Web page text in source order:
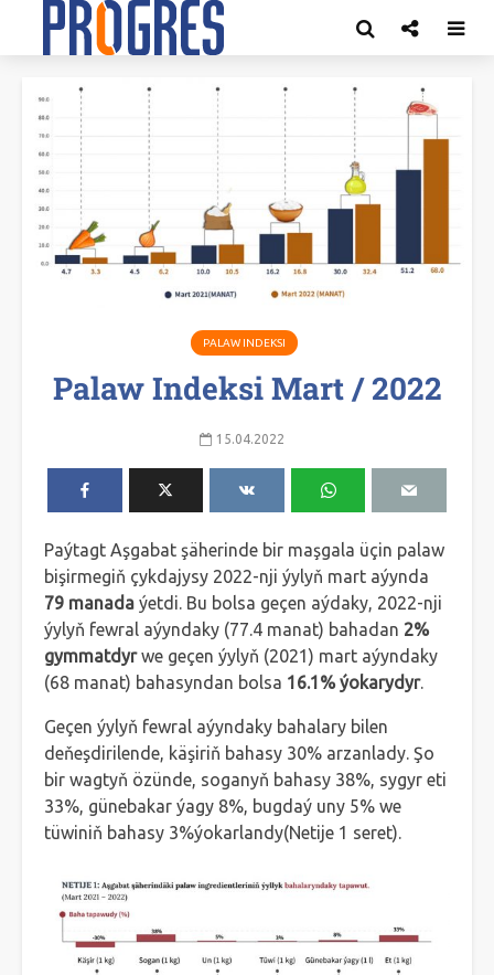
PALAW INDEKSI
Palaw Indeksi Mart / 2022
15.04.2022
Paýtagt Aşgabat şäherinde bir maşgala üçin palaw
bişirmegiň çykdajysy 2022-nji ýylyň mart aýynda
79 manada ýetdi. Bu bolsa geçen aýdaky, 2022-nji
ýylyň fewral aýyndaky (77.4 manat) bahadan 2%
gymmatdyrwe geçen ýylyň (2021) mart aýyndaky
(68 manat) bahasyndan bolsa 16.1% ýokarydyr.
Geçen ýylyň fewral aýyndaky bahalary bilen
deňeşdirilende, käşiriň bahasy 30% arzanlady. Şo
bir wagtyň özünde, soganyň bahasy 38%, sygyr eti
33%, günebakar ýagy 8%, bugdaý uny 5% we
tüwiniň bahasy 3%ýokarlandy(Netije 1 seret).